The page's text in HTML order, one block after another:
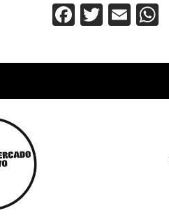
Facebook
Twitter